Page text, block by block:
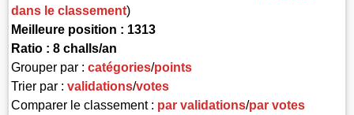
dans le classement)
Meilleure position : 1313
Ratio : 8 challs/an
Grouper par :catégories/points
Trier par :validations/votes
Comparer le classement : par validations/par votes